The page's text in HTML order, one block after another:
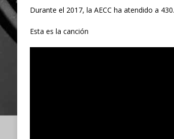
Durante el 2017, la AECC ha atendido a
Esta es la canción